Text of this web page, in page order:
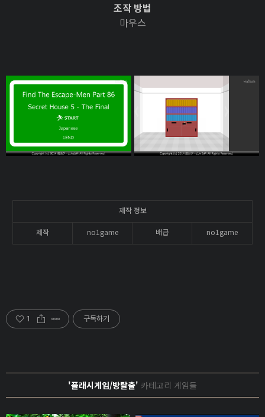
조작 방법
마우스
제작 정보
제작 no1game 배급 no1game
1 구독하기
'플래시게임/방탈출' 카테고리 게임들